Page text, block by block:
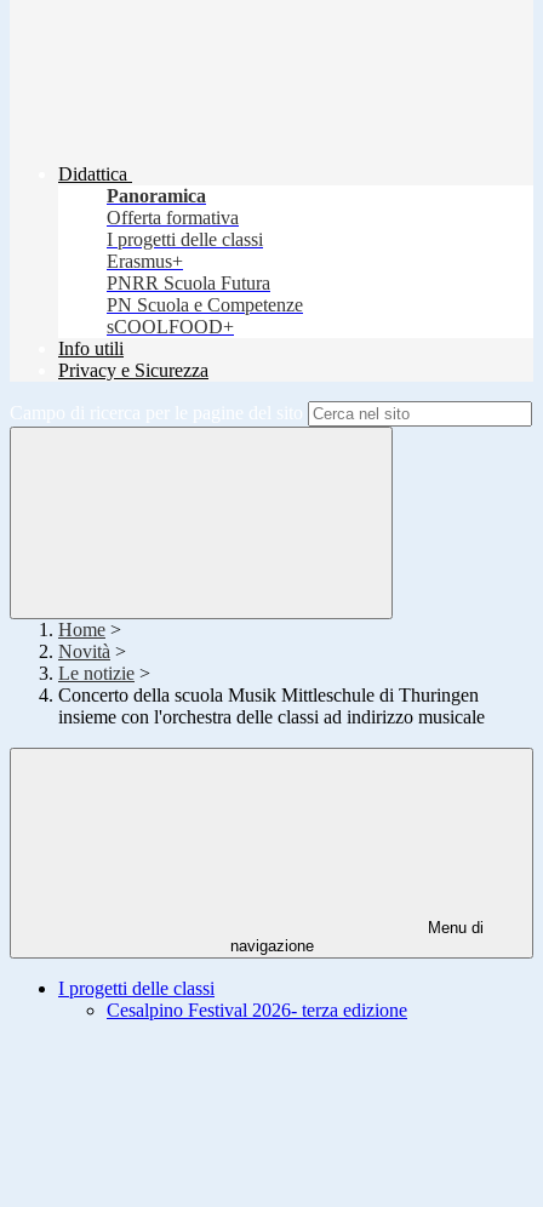
Didattica
Panoramica
Offerta formativa
I progetti delle classi
Erasmus+
PNRR Scuola Futura
PN Scuola e Competenze
sCOOLFOOD+
Info utili
Privacy e Sicurezza
Campo di ricerca per le pagine del sito
Home >
Novità >
Le notizie >
Concerto della scuola Musik Mittleschule di Thuringen
insieme con l'orchestra delle classi ad indirizzo musicale
Menu di
navigazione
I progetti delle classi
Cesalpino Festival 2026- terza edizione